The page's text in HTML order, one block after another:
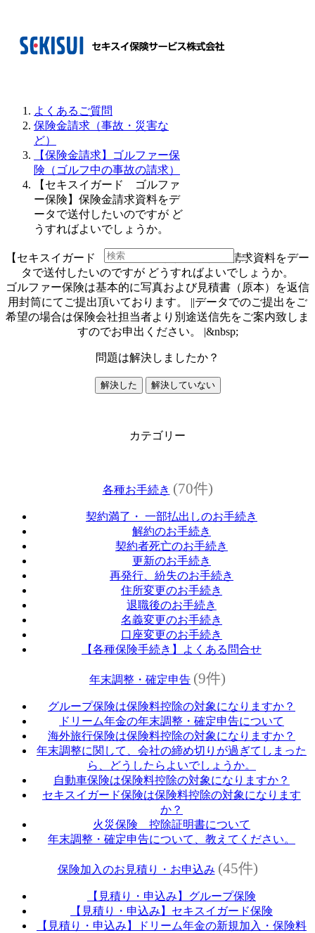
よくあるご質問
保険金請求（事故・災害な
ど）
【保険金請求】ゴルファー保
険（ゴルフ中の事故の請求）
【セキスイガード ゴルファ
ー保険】保険金請求資料をデ
ータで送付したいのですが ど
うすればよいでしょうか。
【セキスイガード ゴルファー保険】保険金請求資料をデー
タで送付したいのですが どうすればよいでしょうか。
ゴルファー保険は基本的に写真および見積書（原本）を返信
用封筒にてご提出頂いております。 ||データでのご提出をご
希望の場合は保険会社担当者より別途送信先をご案内致しま
すのでお申出ください。 |&nbsp;
問題は解決しましたか？
解決した 解決していない
カテゴリー
各種お手続き (70件)
契約満了・ 一部払出しのお手続き
解約のお手続き
契約者死亡のお手続き
更新のお手続き
再発行、紛失のお手続き
住所変更のお手続き
退職後のお手続き
名義変更のお手続き
口座変更のお手続き
【各種保険手続き】よくある問合せ
年末調整・確定申告 (9件)
グループ保険は保険料控除の対象になりますか？
ドリーム年金の年末調整・確定申告について
海外旅行保険は保険料控除の対象になりますか？
年末調整に関して、会社の締め切りが過ぎてしまった
ら、どうしたらよいでしょうか。
自動車保険は保険料控除の対象になりますか？
セキスイガード保険は保険料控除の対象になります
か？
火災保険 控除証明書について
年末調整・確定申告について、教えてください。
保険加入のお見積り・お申込み (45件)
【見積り・申込み】グループ保険
【見積り・申込み】セキスイガード保険
【見積り・申込み】ドリーム年金の新規加入・保険料